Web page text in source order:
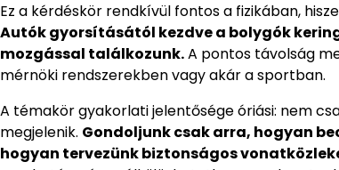
Ez a kérdéskör rendkívül fontos a fizikában,
Autók gyorsításától kezdve a bolygók
mozgással találkozunk.A pontos távolság
mérnöki rendszerekben vagy akár a sportban.
A témakör gyakorlati jelentősége óriási: nem
megjelenik. Gondoljunk csak arra, hogyan
hogyan tervezünk biztonságos